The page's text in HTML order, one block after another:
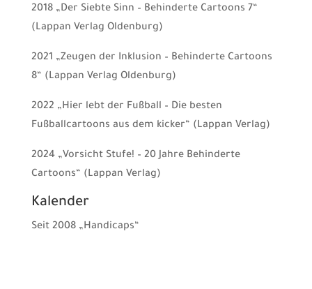
2018 „Der Siebte Sinn – Behinderte Cartoons 7“
(Lappan Verlag Oldenburg)
2021 „Zeugen der Inklusion – Behinderte Cartoons
8“ (Lappan Verlag Oldenburg)
2022 „Hier lebt der Fußball – Die besten
Fußballcartoons aus dem kicker“ (Lappan Verlag)
2024 „Vorsicht Stufe! – 20 Jahre Behinderte
Cartoons“ (Lappan Verlag)
Kalender
Seit 2008 „Handicaps“